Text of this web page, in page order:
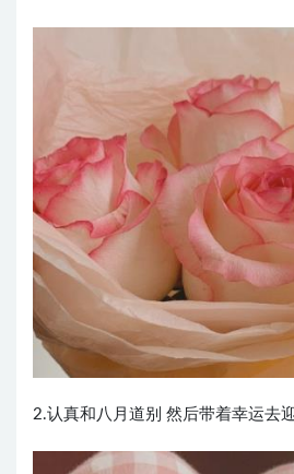
2.认真和八月道别 然后带着幸运去